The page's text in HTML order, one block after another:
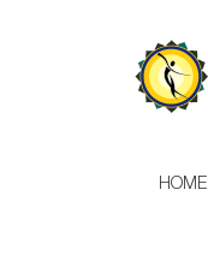
HOME